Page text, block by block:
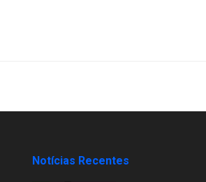
Notícias Recentes